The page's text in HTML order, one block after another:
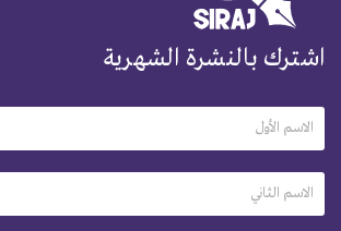
اشترك بالنشرة الشهرية